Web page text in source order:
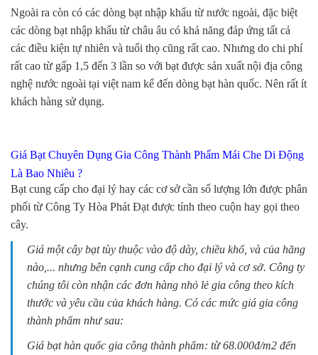
Ngoài ra còn có các dòng bạt nhập khẩu từ nước ngoài, đặc biệt
các dòng bạt nhập khẩu từ châu âu có khả năng đáp ứng tất cả
các điều kiện tự nhiên và tuổi thọ cũng rất cao. Nhưng do chi phí
rất cao từ gấp 1,5 đến 3 lần so với bạt được sản xuất nội địa công
nghệ nước ngoài tại việt nam kể đến dòng bạt hàn quốc. Nên rất ít
khách hàng sử dụng.
Giá Bạt Chuyên Dụng Gia Công Thành Phẩm Mái Che Di Động
Là Bao Nhiêu ?
Bạt cung cấp cho đại lý hay các cơ sở cần số lượng lớn được phân
phối từ Công Ty Hòa Phát Đạt được tính theo cuộn hay gọi theo
cây.
Giá một cây bạt tùy thuộc vào độ dày, chiều khổ, và của hãng
nào,... nhưng bên cạnh cung cấp cho đại lý và cơ sở. Công ty
chúng tôi còn nhận các đơn hàng nhỏ lẻ gia công theo kích
thước và yêu cầu của khách hàng. Có các mức giá gia công
thành phẩm như sau:
Giá bạt hàn quốc gia công thành phẩm: từ 68.000đ/m2 đến